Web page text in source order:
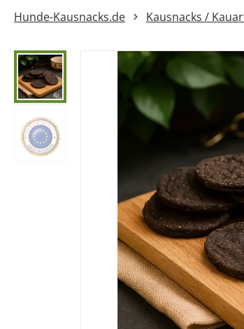
Sehnen
Ohren
Fleisch
Lunge
Pansen
Leber &
Nasen
Mini-
Dam-
Hunde-Kausnacks.de Kausnacks /